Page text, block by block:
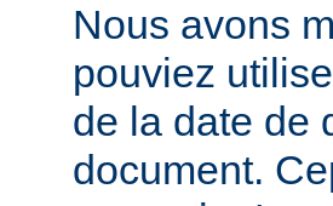
Nous avons
pouviez
de la date de
document.